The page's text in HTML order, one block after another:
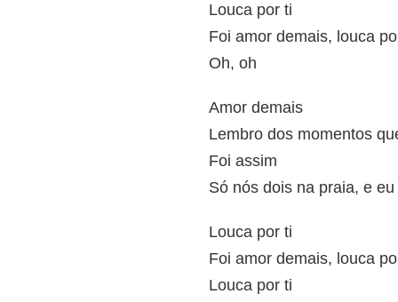
Louca por ti
Foi amor demais, louca
Oh, oh
Amor demais
Lembro dos momentos
Foi assim
Só nós dois na praia, e
Louca por ti
Foi amor demais, louca
Louca por ti